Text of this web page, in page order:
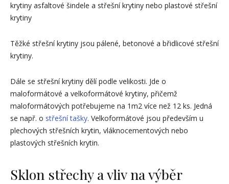
krytiny asfaltové šindele a střešní krytiny nebo plastové střešní
krytiny
Těžké střešní krytiny jsou pálené, betonové a břidlicové střešní
krytiny.
Dále se střešní krytiny dělí podle velikosti. Jde o
maloformátové a velkoformátové krytiny, přičemž
maloformátových potřebujeme na 1m2 více než 12 ks. Jedná
se např. o střešní tašky. Velkoformátové jsou především u
plechových střešních krytin, vláknocementových nebo
plastových střešních krytin.
Sklon střechy a vliv na výběr